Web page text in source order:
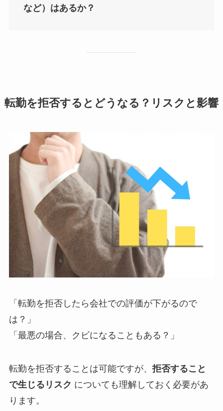
など）はあるか？
転勤を拒否するとどうなる？リスクと影響
「転勤を拒否したら会社での評価が下がるので
は？」
「最悪の場合、クビになることもある？」
転勤を拒否することは可能ですが、 拒否すること
で生じるリスク についても理解しておく必要があ
ります。